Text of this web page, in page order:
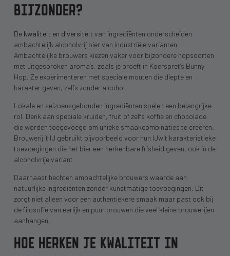
BIJZONDER?
De kwaliteit en diversiteit van ingrediënten onderscheiden
ambachtelijk alcoholvrij bier van industriële varianten.
Ambachtelijke brouwers kiezen vaker voor bijzondere hopsoorten
met uitgesproken aroma’s, zoals je proeft in Koerspret’s Bunny
Hop. Ze experimenteren met speciale mouten die diepte en
karakter geven, zelfs zonder alcohol.
Lokale en seizoensgebonden ingrediënten spelen een belangrijke
rol. Denk aan speciale kruiden, fruit of zelfs koffie en chocolade
die worden toegevoegd om unieke smaakcombinaties te creëren.
Brouwerij ’t IJ gebruikt bijvoorbeeld voor hun IJwit karakteristieke
toevoegingen die het bier een herkenbare frisheid geven, ook in de
alcoholvrije variant.
Daarnaast hechten ambachtelijke brouwers waarde aan
natuurlijke ingrediënten zonder kunstmatige toevoegingen. Dit
zorgt niet alleen voor een authentiekere smaak maar past ook bij
de filosofie van eerlijk en puur brouwen die veel kleine brouwerijen
aanhangen.
HOE HERKEN JE KWALITEIT IN